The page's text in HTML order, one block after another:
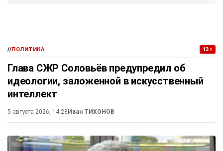
//ПОЛИТИКА 13+
Глава СЖР Соловьёв предупредил об
идеологии, заложенной в искусственный
интеллект
5 августа 2026, 14:28 Иван ТИХОНОВ